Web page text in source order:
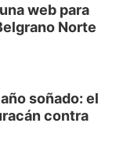
web para
Norte
soñado: el
contra